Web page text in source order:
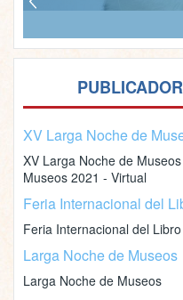
XV Larga Noche de
XV Larga Noche de
Museos 2021 - Virtual
Feria Internacional del
Feria Internacional del
Larga Noche de Museos
Larga Noche de Museos